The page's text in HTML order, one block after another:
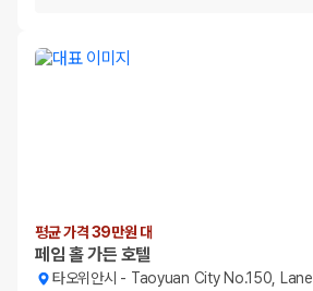
평균 가격 39만원 대
페임 홀 가든 호텔
타오위안시 - Taoyuan City No.150,